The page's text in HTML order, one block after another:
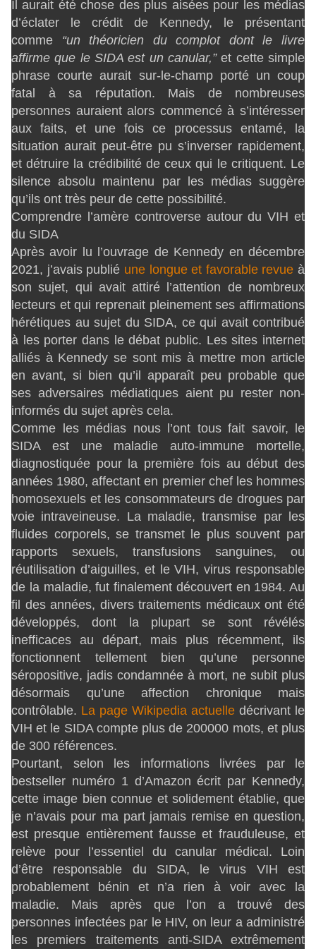
Il aurait été chose des plus aisées pour les médias
d’éclater le crédit de Kennedy, le présentant
comme
“un théoricien du complot dont le livre
affirme que le SIDA est un canular,” et cette simple
phrase courte aurait sur-le-champ porté un coup
fatal à sa réputation. Mais de nombreuses
personnes auraient alors commencé à s’intéresser
aux faits, et une fois ce processus entamé, la
situation aurait peut-être pu s’inverser rapidement,
et détruire la crédibilité de ceux qui le critiquent. Le
silence absolu maintenu par les médias suggère
qu’ils ont très peur de cette possibilité.
Comprendre l’amère controverse autour du VIH et
du SIDA
Après avoir lu l’ouvrage de Kennedy en décembre
2021, j’avais publié une longue et favorable revue à
son sujet, qui avait attiré l’attention de nombreux
lecteurs et qui reprenait pleinement ses affirmations
hérétiques au sujet du SIDA, ce qui avait contribué
à les porter dans le débat public. Les sites internet
alliés à Kennedy se sont mis à mettre mon article
en avant, si bien qu’il apparaît peu probable que
ses adversaires médiatiques aient pu rester non-
informés du sujet après cela.
Comme les médias nous l’ont tous fait savoir, le
SIDA est une maladie auto-immune mortelle,
diagnostiquée pour la première fois au début des
années 1980, affectant en premier chef les hommes
homosexuels et les consommateurs de drogues par
voie intraveineuse. La maladie, transmise par les
fluides corporels, se transmet le plus souvent par
rapports sexuels, transfusions sanguines, ou
réutilisation d’aiguilles, et le VIH, virus responsable
de la maladie, fut finalement découvert en 1984. Au
fil des années, divers traitements médicaux ont été
développés, dont la plupart se sont révélés
inefficaces au départ, mais plus récemment, ils
fonctionnent tellement bien qu’une personne
séropositive, jadis condamnée à mort, ne subit plus
désormais qu’une affection chronique mais
contrôlable. La page Wikipedia actuelle décrivant le
VIH et le SIDA compte plus de 200000 mots, et plus
de 300 références.
Pourtant, selon les informations livrées par le
bestseller numéro 1 d’Amazon écrit par Kennedy,
cette image bien connue et solidement établie, que
je n’avais pour ma part jamais remise en question,
est presque entièrement fausse et frauduleuse, et
relève pour l’essentiel du canular médical. Loin
d’être responsable du SIDA, le virus VIH est
probablement bénin et n’a rien à voir avec la
maladie. Mais après que l’on a trouvé des
personnes infectées par le HIV, on leur a administré
les premiers traitements anti-SIDA extrêmement